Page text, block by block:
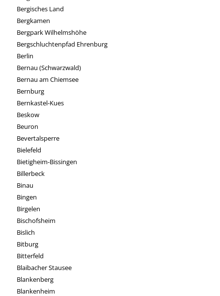
Bergisches Land
Bergkamen
Bergpark Wilhelmshöhe
Bergschluchtenpfad Ehrenburg
Berlin
Bernau (Schwarzwald)
Bernau am Chiemsee
Bernburg
Bernkastel-Kues
Beskow
Beuron
Bevertalsperre
Bielefeld
Bietigheim-Bissingen
Billerbeck
Binau
Bingen
Birgelen
Bischofsheim
Bislich
Bitburg
Bitterfeld
Blaibacher Stausee
Blankenberg
Blankenheim